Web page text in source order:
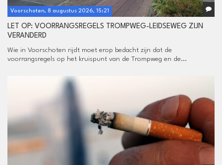
Voorschoten, 8 augustus 2026, 15:21
LET OP: VOORRANGSREGELS TROMPWEG-LEIDSEWEG ZIJN
VERANDERD
Wie in Voorschoten rijdt moet erop bedacht zijn dat de
voorrangsregels op het kruispunt van de Trompweg en de...